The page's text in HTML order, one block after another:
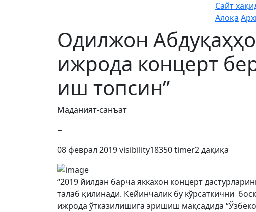
Сайт
Алоқа
Одилжон
ижрода концерт
иш топсин”
Маданият-санъат
−
08 феврал 2019visibility18350timer2 дақиқа
“2019 йилдан барча яккахон концерт
талаб қилинади. Кейинчалик бу кўрсаткични
ижрода ўтказилишига эришиш мақсадида